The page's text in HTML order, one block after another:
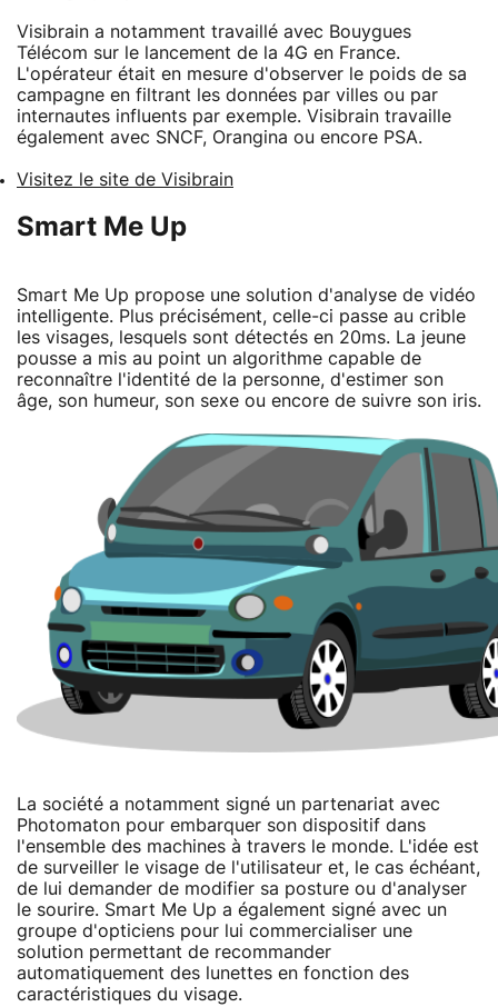
Visibrain a notamment travaillé avec Bouygues
Télécom sur le lancement de la 4G en France.
L'opérateur était en mesure d'observer le poids de sa
campagne en filtrant les données par villes ou par
internautes influents par exemple. Visibrain travaille
également avec SNCF, Orangina ou encore PSA.
Visitez le site de Visibrain
Smart Me Up
Smart Me Up propose une solution d'analyse de vidéo
intelligente. Plus précisément, celle-ci passe au crible
les visages, lesquels sont détectés en 20ms. La jeune
pousse a mis au point un algorithme capable de
reconnaître l'identité de la personne, d'estimer son
âge, son humeur, son sexe ou encore de suivre son iris.
La société a notamment signé un partenariat avec
Photomaton pour embarquer son dispositif dans
l'ensemble des machines à travers le monde. L'idée est
de surveiller le visage de l'utilisateur et, le cas échéant,
de lui demander de modifier sa posture ou d'analyser
le sourire. Smart Me Up a également signé avec un
groupe d'opticiens pour lui commercialiser une
solution permettant de recommander
automatiquement des lunettes en fonction des
caractéristiques du visage.